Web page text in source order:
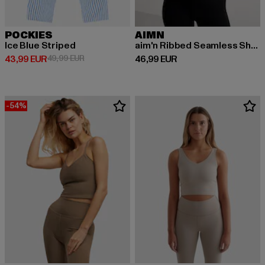
POCKIES
Ice Blue Striped
43,99 EUR
Derzeitiger Preis: 43,99 EUR
49,99 EURAktionspreis: 49,99 EUR
AIMN
aim'n Ribbed Seamless Shaping Bralette
46,99 EUR
Derzeitiger Preis: 46,99 EUR
-54%